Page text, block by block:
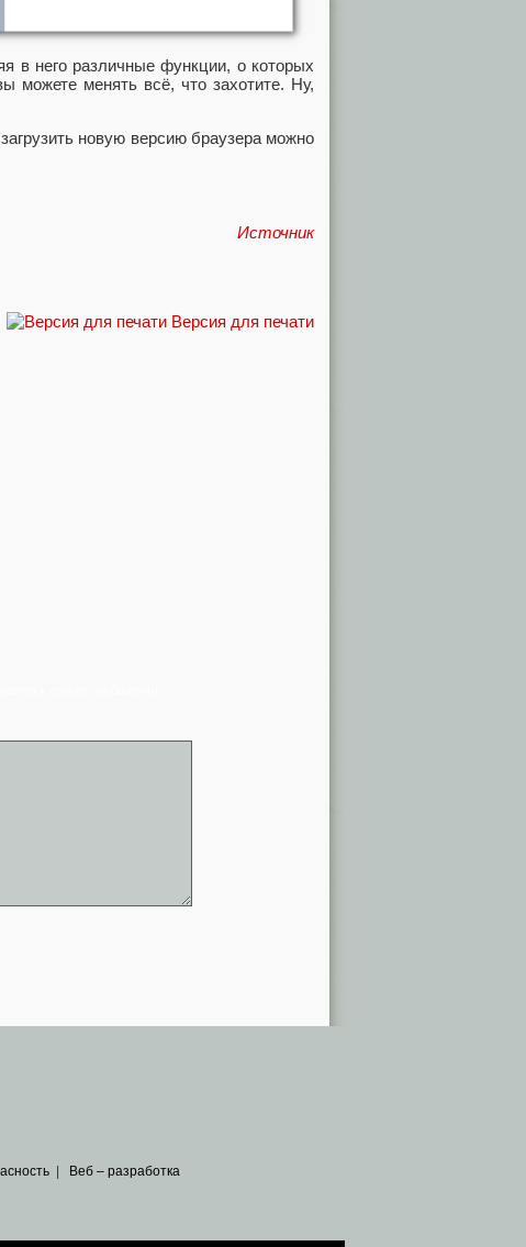
в него различные функции, о которых
можете менять всё, что захотите. Ну,
новую версию браузера можно
Источник
Версия для печати
Веб – разработка